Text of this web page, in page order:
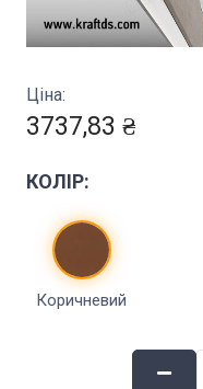
Ціна:
3737,83 ₴
КОЛІР:
Коричневий